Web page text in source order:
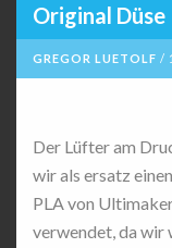
Original Düse
GREGOR LUETOLF /
Der Lüfter am
wir als ersatz
PLA von
verwendet, da wir